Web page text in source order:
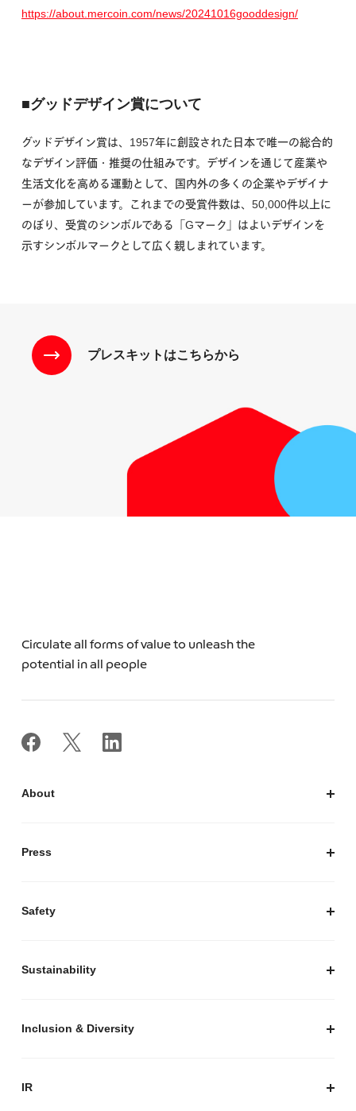
https://about.mercoin.com/news/20241016gooddesign/
■グッドデザイン賞について
グッドデザイン賞は、1957年に創設された日本で唯一の総合的
なデザイン評価・推奨の仕組みです。デザインを通じて産業や
生活文化を高める運動として、国内外の多くの企業やデザイナ
ーが参加しています。これまでの受賞件数は、50,000件以上に
のぼり、受賞のシンボルである「Gマーク」はよいデザインを
示すシンボルマークとして広く親しまれています。
プレスキットはこちらから
Circulate all forms of value to unleash the
potential in all people
About
Press
Safety
Sustainability
Inclusion & Diversity
IR